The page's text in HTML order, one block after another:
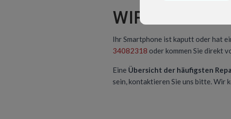
WIR
Ihr Smartphone ist kaputt oder hat
34082318 oder kommen Sie direkt
Eine Übersicht der häufigsten
sein, kontaktieren Sie uns bitte. Wir